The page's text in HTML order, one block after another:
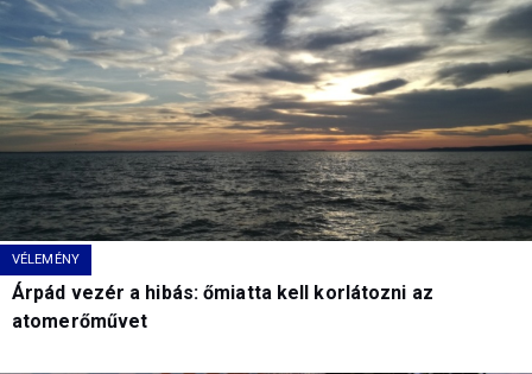
VÉLEMÉNY
Árpád vezér a hibás: őmiatta kell korlátozni az
atomerőművet